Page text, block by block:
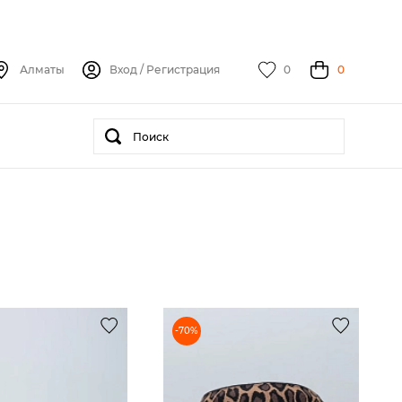
Алматы Вход / Регистрация 0 0
-70%